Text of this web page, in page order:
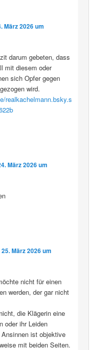
März 2026 um
darum gebeten, dass
mit diesem oder
sich Opfer gegen
wird.
realkachelmann.bsky.s
März 2026 um
25. März 2026 um
nicht für einen
werden, der gar nicht
die Klägerin eine
oder ihr Leiden
ist objektive
mit beiden Seiten.